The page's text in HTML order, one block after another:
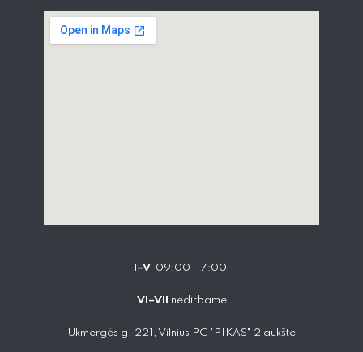
I–V 09:00–17:00
VI–VII nedirbame
Ukmergės g. 221, Vilnius PC "PIKAS" 2 aukšte